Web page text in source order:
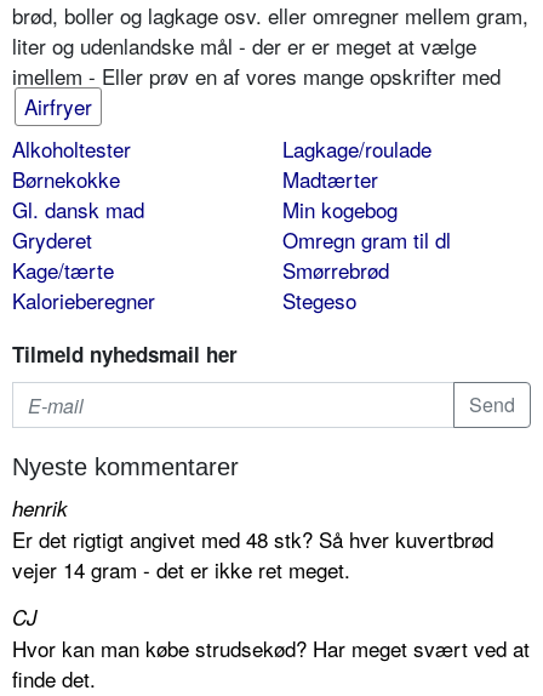
brød, boller og lagkage osv. eller omregner mellem gram,
liter og udenlandske mål - der er er meget at vælge
imellem - Eller prøv en af vores mange opskrifter med
Airfryer
Alkoholtester
Børnekokke
Gl. dansk mad
Gryderet
Kage/tærte
Kalorieberegner
Lagkage/roulade
Madtærter
Min kogebog
Omregn gram til dl
Smørrebrød
Stegeso
Tilmeld nyhedsmail her
Nyeste kommentarer
henrik
Er det rigtigt angivet med 48 stk? Så hver kuvertbrød
vejer 14 gram - det er ikke ret meget.
CJ
Hvor kan man købe strudsekød? Har meget svært ved at
finde det.